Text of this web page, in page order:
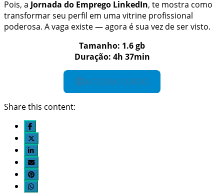
Pois, a Jornada do Emprego LinkedIn, te mostra como
transformar seu perfil em uma vitrine profissional
poderosa. A vaga existe — agora é sua vez de ser visto.
Tamanho: 1.6 gb
Duração: 4h 37min
ACESSAR CURSO
Share this content: